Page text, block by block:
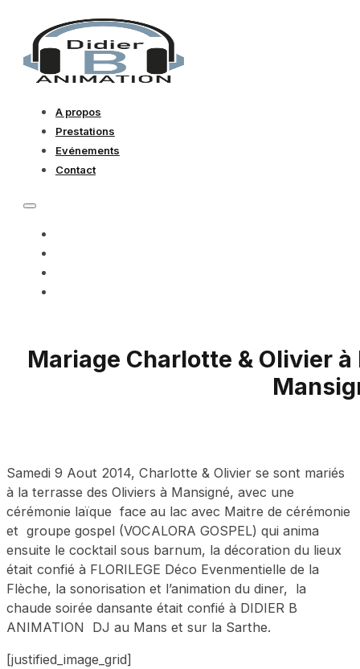
A propos
Prestations
Evénements
Contact
Mariage Charlotte & Olivier
Samedi 9 Aout 2014, Charlotte & Olivier se sont mariés
à la terrasse des Oliviers à Mansigné, avec une
cérémonie laïque face au lac avec Maitre de cérémonie
et groupe gospel (VOCALORA GOSPEL) qui anima
ensuite le cocktail sous barnum, la décoration du lieux
était confié à FLORILEGE Déco Evenmentielle de la
Flèche, la sonorisation et l’animation du diner, la
chaude soirée dansante était confié à DIDIER B
ANIMATION DJ au Mans et sur la Sarthe.
[justified_image_grid]